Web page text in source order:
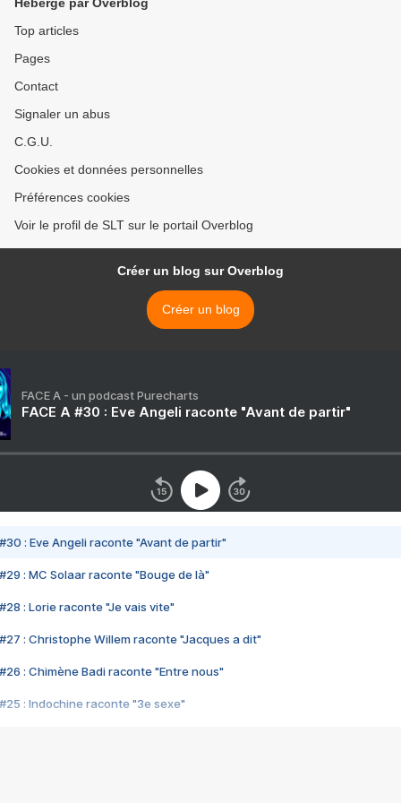
Top articles
Pages
Contact
Signaler un abus
C.G.U.
Cookies et données personnelles
Préférences cookies
Voir le profil de SLT sur le portail Overblog
Créer un blog sur Overblog
Créer un blog
FACE A - un podcast Purecharts
FACE A #30 : Eve Angeli raconte "Avant de partir"
#30 : Eve Angeli raconte "Avant de partir"
#29 : MC Solaar raconte "Bouge de là"
#28 : Lorie raconte "Je vais vite"
#27 : Christophe Willem raconte "Jacques a dit"
#26 : Chimène Badi raconte "Entre nous"
#25 : Indochine raconte "3e sexe"